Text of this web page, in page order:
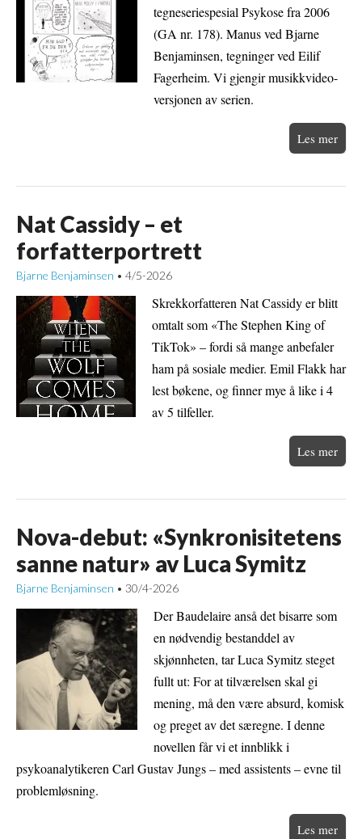
tegneseriespesial Psykose fra 2006
(GA nr. 178). Manus ved Bjarne
Benjaminsen, tegninger ved Eilif
Fagerheim. Vi gjengir musikkvideo-
versjonen av serien.
Les mer
Nat Cassidy – et
forfatterportrett
Bjarne Benjaminsen • 4/5-2026
Skrekkorfatteren Nat Cassidy er blitt
omtalt som «The Stephen King of
TikTok» – fordi så mange anbefaler
ham på sosiale medier. Emil Flakk har
lest bøkene, og finner mye å like i 4
av 5 tilfeller.
Les mer
Nova-debut: «Synkronisitetens
sanne natur» av Luca Symitz
Bjarne Benjaminsen • 30/4-2026
Der Baudelaire anså det bisarre som
en nødvendig bestanddel av
skjønnheten, tar Luca Symitz steget
fullt ut: For at tilværelsen skal gi
mening, må den være absurd, komisk
og preget av det særegne. I denne
novellen får vi et innblikk i
psykoanalytikeren Carl Gustav Jungs – med assistents – evne til
problemløsning.
Les mer